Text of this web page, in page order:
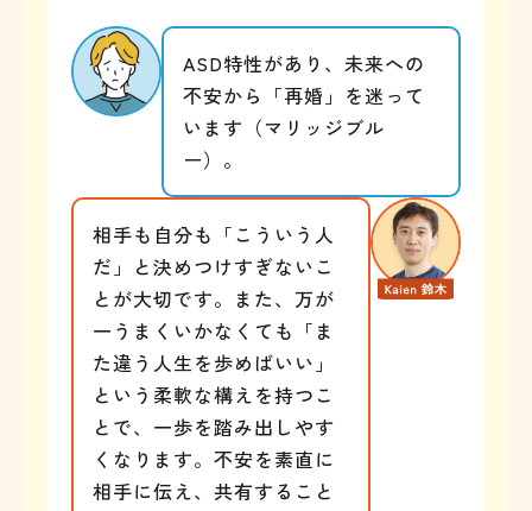
ASD特性があり、未来への
不安から「再婚」を迷って
います（マリッジブル
ー）。
相手も自分も「こういう人
だ」と決めつけすぎないこ
とが大切です。また、万が
一うまくいかなくても「ま
た違う人生を歩めばいい」
という柔軟な構えを持つこ
とで、一歩を踏み出しやす
くなります。不安を素直に
相手に伝え、共有すること